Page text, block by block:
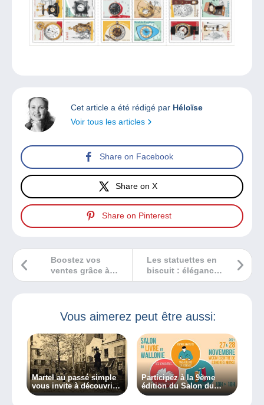
Cet article a été rédigé par Héloïse
Voir tous les articles
Share on Facebook
Share on X
Share on Pinterest
Les statuettes en
biscuit : élégance
mate et
Boostez vos
ventes grâce à
notre nouvelle
Boutique !
Vous aimerez peut être aussi:
Martel au passé simple
vous invite à découvrir
les métiers d’autrefois
Participez à la 9ème
édition du Salon du
Livre de Wallonie !